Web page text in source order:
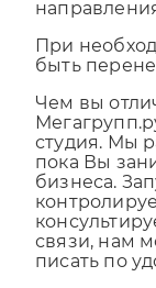
быть
студия. Мы
пока Вы
бизнеса.
связи, нам
писать по